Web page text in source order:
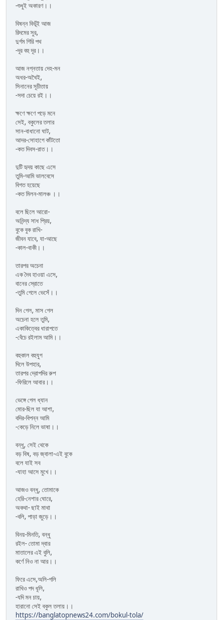
-শুধুই অকারণ।।
বিষন্ন বিভূঁই আজ
রিদমের সুর,
দুর্গম গিরি পথ
-দূর বহু দূর।।
আজ নগ্নতায় দেহ-মন
অধর-অথৈই,
সিনানের সূচীতায়
-সদা চেয়ে রই।।
ক্ষণে ক্ষণে পড়ে মনে
সেই, বকুলের তলার
সান-বাধানো ঘাট,
আদর-সোহাগে কাঁটতো
-কত দিবস-রাত।।
দুটি হৃদয় কাছে এসে
তুমি-আমি ভালবেসে
বিগত হয়েছে
-কত মিলন-মালঞ্চ ।।
বলে ছিলে আরো-
অনিন্দ্য সাধ প্রিয়,
বুকে বুক রাখি-
জীবন যাবে, যা-আছে
-কাল-বাকী।।
তারপর অচেনা
এক দৈব হাওয়া এসে,
বানের স্রোতে
-তুমি গেলে ভেসেঁ।।
দিন গেল, মাস গেল
অচেনা হলে তুমি,
একাকিত্বের ধারাপতে
-বেঁচে রইলাম আমি।।
বহুকাল বহুযুগ
দিলে উপহার,
তারপর দ্রোপদির রুপ
-ফিরিলে আবার।।
ভেঙ্গে গেল ধ্যান
মোর-ছিল যা আশা,
বদির-বিপন্ন আমি
-কেড়ে নিলে ভাষা।।
বন্ধু, সেই থেকে
বড় বিষ, বড় জ্বালা-এই বুকে
বলে যাই সব
-যাহা আসে মুখে।।
আজও বন্ধু, তোমাকে
হেরি-নেশার ঘোরে,
অকথা- ছাই মাথা
-বলি, পাড়া জুড়ে।।
বিনয়-মিনতি, বন্ধু
রইল- তোমা দ্বার
মাতালের এই বুলি,
কর্ণে নিও না আর।।
ফিরে এসে,অলি-গলি
রাখিও পদ ধূলি,
-যদি মন চায়,
হারানো সেই বকুল তলায়।।
https://banglatopnews24.com/bokul-tola/